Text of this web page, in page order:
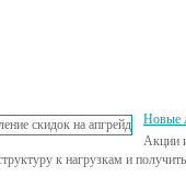
Новые
Акции
к нагрузкам и